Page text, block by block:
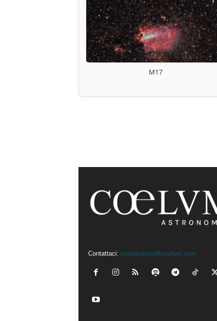
M17
Contattaci: coelumastro@coelum.com